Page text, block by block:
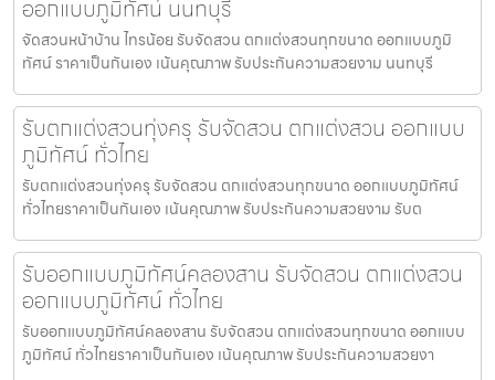
ออกแบบภูมิทัศน์ นนทบุรี
จัดสวนหน้าบ้าน ไทรน้อย รับจัดสวน ตกแต่งสวนทุกขนาด ออกแบบภูมิ
ทัศน์ ราคาเป็นกันเอง เน้นคุณภาพ รับประกันความสวยงาม นนทบุรี
รับตกแต่งสวนทุ่งครุ รับจัดสวน ตกแต่งสวน ออกแบบ
ภูมิทัศน์ ทั่วไทย
รับตกแต่งสวนทุ่งครุ รับจัดสวน ตกแต่งสวนทุกขนาด ออกแบบภูมิทัศน์
ทั่วไทยราคาเป็นกันเอง เน้นคุณภาพ รับประกันความสวยงาม รับต
รับออกแบบภูมิทัศน์คลองสาน รับจัดสวน ตกแต่งสวน
ออกแบบภูมิทัศน์ ทั่วไทย
รับออกแบบภูมิทัศน์คลองสาน รับจัดสวน ตกแต่งสวนทุกขนาด ออกแบบ
ภูมิทัศน์ ทั่วไทยราคาเป็นกันเอง เน้นคุณภาพ รับประกันความสวยงา